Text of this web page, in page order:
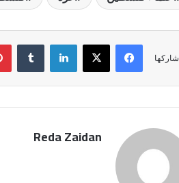
شاركها
فيسبوك ‫X لينكدإن
Reda Zaidan